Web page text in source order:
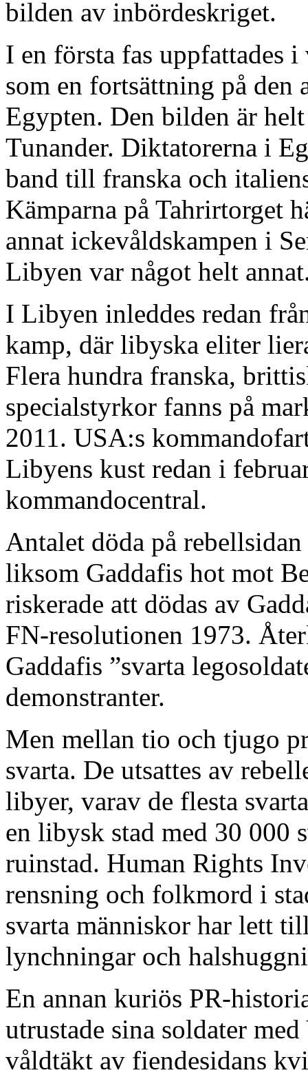
bilden av inbördeskriget.
I en första fas uppfattades
som en fortsättning på den
Egypten. Den bilden är
Tunander. Diktatorerna i
band till franska och
Kämparna på Tahrirtorget
annat ickevåldskampen i
Libyen var något helt
I Libyen inleddes redan
kamp, där libyska eliter
Flera hundra franska,
specialstyrkor fanns på
2011. USA:s
Libyens kust redan i
kommandocentral.
Antalet döda på
liksom Gaddafis hot mot
riskerade att dödas av
FN-resolutionen 1973.
Gaddafis ”svarta
demonstranter.
Men mellan tio och tjugo
svarta. De utsattes av
libyer, varav de flesta
en libysk stad med 30 000
ruinstad. Human Rights
rensning och folkmord i
svarta människor har lett
lynchningar och
En annan kuriös PR-
utrustade sina soldater
våldtäkt av fiendesidans